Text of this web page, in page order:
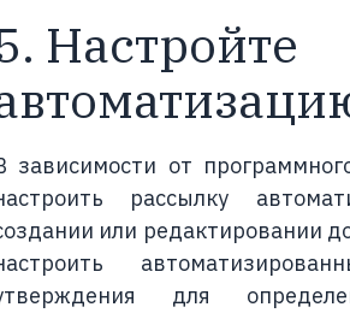
Настройте
зависимости от
рассылку
или редактировании
для